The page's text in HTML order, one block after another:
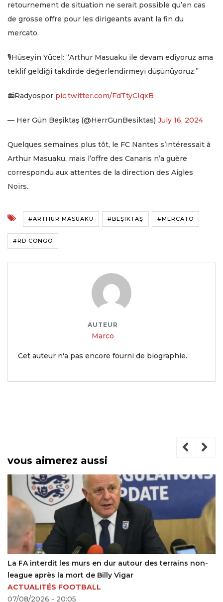
retournement de situation ne serait possible qu’en cas
de grosse offre pour les dirigeants avant la fin du
mercato.
🎙️Hüseyin Yücel: “Arthur Masuaku ile devam ediyoruz ama
teklif geldiği takdirde değerlendirmeyi düşünüyoruz.”
📻Radyospor pic.twitter.com/FdTtyCIqxB
— Her Gün Beşiktaş (@HerrGunBesiktas) July 16, 2024
Quelques semaines plus tôt, le FC Nantes s’intéressait à
Arthur Masuaku, mais l’offre des Canaris n’a guère
correspondu aux attentes de la direction des Aigles
Noirs.
#ARTHUR MASUAKU #BEŞIKTAŞ #MERCATO
#RD CONGO
AUTEUR
Marco
Cet auteur n'a pas encore fourni de biographie.
vous aimerez aussi
dur autour des terrains non-
Vigar
Mercato : un gardien et
tanière de Lupopo